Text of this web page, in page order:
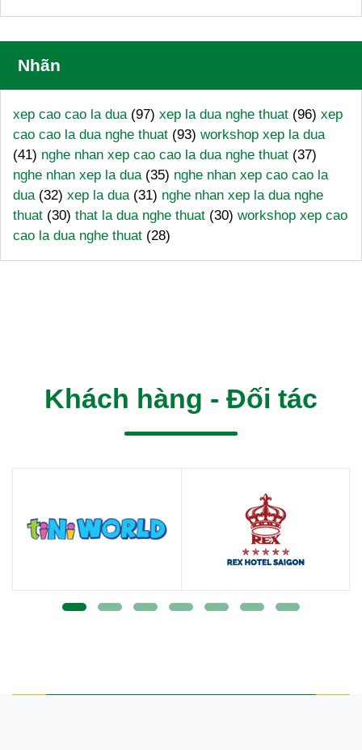
Nhãn
xep cao cao la dua (97) xep la dua nghe thuat (96) xep
cao cao la dua nghe thuat (93) workshop xep la dua
(41) nghe nhan xep cao cao la dua nghe thuat (37)
nghe nhan xep la dua (35) nghe nhan xep cao cao la
dua (32) xep la dua (31) nghe nhan xep la dua nghe
thuat (30) that la dua nghe thuat (30) workshop xep cao
cao la dua nghe thuat (28)
Khách hàng - Đối tác